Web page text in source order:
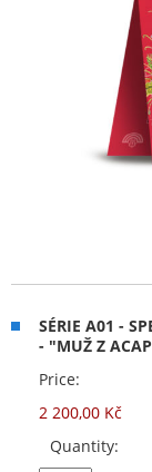
SÉRIE A01 -
- "MUŽ Z
Price:
2 200,00 Kč
Quantity: